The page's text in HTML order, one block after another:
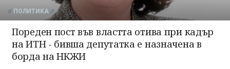
ПОЛИТИКА
Пореден пост във властта отива при кадър
на ИТН - бивша депутатка е назначена в
борда на НКЖИ